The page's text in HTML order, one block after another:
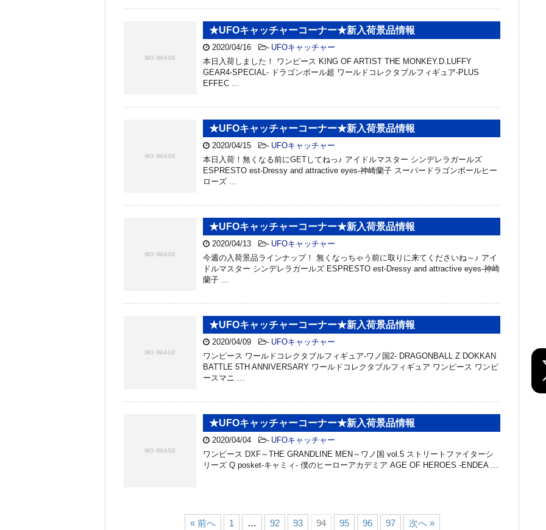
★UFOキャッチャーコーナー★新入荷景品情報
2020/04/16 - UFOキャッチャー
本日入荷しました！ ワンピース KING OF ARTIST THE MONKEY.D.LUFFY
GEAR4-SPECIAL- ドラゴンボール超 ワールドコレクタブルフィギュア-PLUS
EFFEC …
★UFOキャッチャーコーナー★新入荷景品情報
2020/04/15 - UFOキャッチャー
本日入荷！無くなる前にGETしてねっ♪ アイドルマスター シンデレラガールズ
ESPRESTO est-Dressy and attractive eyes-神崎蘭子 スーパードラゴンボールヒー
ローズ …
★UFOキャッチャーコーナー★新入荷景品情報
2020/04/13 - UFOキャッチャー
今週の入荷景品ラインナップ！ 無くなっちゃう前に取りに来てくださいね～♪ アイ
ドルマスター シンデレラガールズ ESPRESTO est-Dressy and attractive eyes-神崎
蘭子 …
★UFOキャッチャーコーナー★新入荷景品情報
2020/04/09 - UFOキャッチャー
ワンピース ワールドコレクタブルフィギュア-ワノ国2- DRAGONBALL Z DOKKAN
BATTLE 5TH ANNIVERSARY ワールドコレクタブルフィギュア ワンピース ワンピ
ースマニ …
★UFOキャッチャーコーナー★新入荷景品情報
2020/04/04 - UFOキャッチャー
ワンピース DXF～THE GRANDLINE MEN～ワノ国 vol.5 ストリートファイターシ
リーズ Q posket-キャミィ- 僕のヒーローアカデミア AGE OF HEROES -ENDEA …
« 前へ 1 … 92 93 94 95 96 97 次へ »